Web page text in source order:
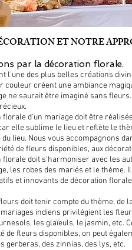
ET NOTRE
par la décoration florale.
l'une des plus belles créations
couleur créent une ambiance
ne saurait être imaginé sans
florale d'un mariage doit être
elle sublime le lieu et reflète le
lieu. Nous vous accompagnons
de fleurs disponibles, aux
florale doit s'harmoniser avec les
les robes des mariés et le thème.
et innovants de décoration
doit tenir compte du thème, de
indiens privilégient les
les glaïeuls, le jasmin, etc.
de fleurs disponibles, on peut
gerberas, des zinnias, des lys, etc.